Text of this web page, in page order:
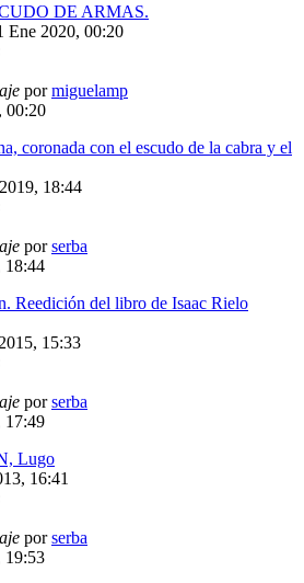
DE ARMAS.
Ene 2020, 00:20
pormiguelamp
00:20
coronada con el escudo de la cabra y el
18:44
porserba
18:44
Reedición del libro de Isaac Rielo
15:33
porserba
17:49
Lugo
16:41
porserba
19:53